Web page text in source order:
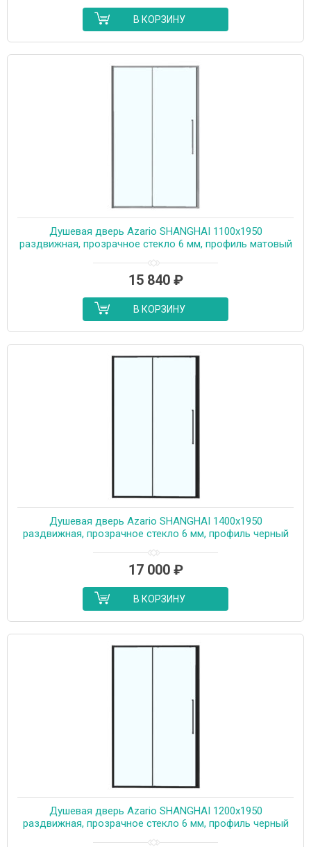
В КОРЗИНУ
Душевая дверь Azario SHANGHAI 1100х1950
раздвижная, прозрачное стекло 6 мм, профиль матовый
15 840 ₽
В КОРЗИНУ
Душевая дверь Azario SHANGHAI 1400х1950
раздвижная, прозрачное стекло 6 мм, профиль черный
17 000 ₽
В КОРЗИНУ
Душевая дверь Azario SHANGHAI 1200х1950
раздвижная, прозрачное стекло 6 мм, профиль черный